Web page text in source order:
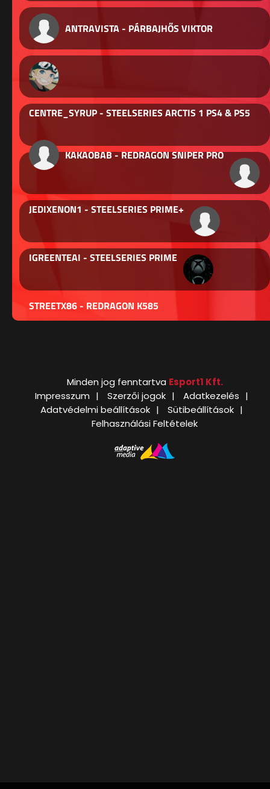
ANTRAVISTA - PÁRBAJHŐS VIKTOR
CENTRE_SYRUP - STEELSERIES ARCTIS 1 PS4 & PS5
KAKAOBAB - REDRAGON SNIPER PRO
JEDIXENON1 - STEELSERIES PRIME+
IGREENTEAI - STEELSERIES PRIME
STREETX86 - REDRAGON K585
Minden jog fenntartva Esport1 Kft.
Impresszum
Szerzői jogok
Adatkezelés
Adatvédelmi beállítások
Sütibeállítások
Felhasználási Feltételek